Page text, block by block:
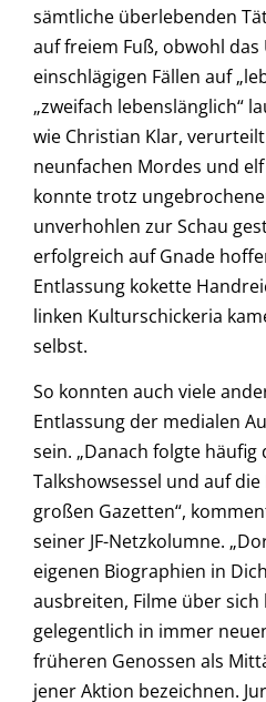
sämtliche überlebenden
auf freiem Fuß, obwohl
einschlägigen Fällen auf
„zweifach lebenslänglich“
wie Christian Klar,
neunfachen Mordes und
konnte trotz
unverhohlen zur Schau
erfolgreich auf Gnade
Entlassung kokette
linken Kulturschickeria
selbst.
So konnten auch viele
Entlassung der medialen
sein. „Danach folgte
Talkshowsessel und auf
großen Gazetten“,
seiner JF-Netzkolumne.
eigenen Biographien in
ausbreiten, Filme über
gelegentlich in immer
früheren Genossen als
jener Aktion bezeichnen.